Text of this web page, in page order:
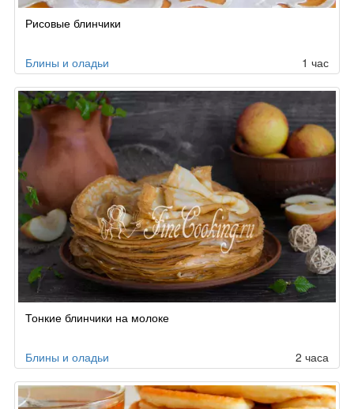
Рисовые блинчики
Блины и оладьи 1 час
Тонкие блинчики на молоке
Блины и оладьи 2 часа